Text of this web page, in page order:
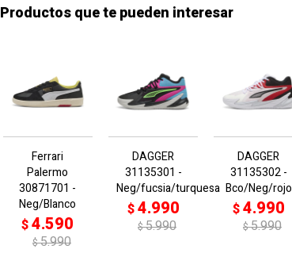
Productos que te pueden interesar
Ferrari
Palermo
30871701 -
Neg/Blanco
$4.590
$5.990
DAGGER
31135301 -
Neg/fucsia/turquesa
$4.990
$5.990
DAGGER
31135302 -
Bco/Neg/rojo
$4.990
$5.990